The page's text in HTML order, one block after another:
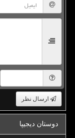
ارسال نظر
دوستان دیجیپا